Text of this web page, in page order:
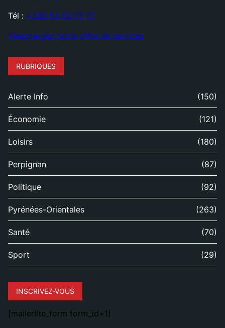
Tél : +336 52 62 77 77
Téléchargez notre offre de services
RUBRIQUES
Alerte Info (150)
Économie (121)
Loisirs (180)
Perpignan (87)
Politique (92)
Pyrénées-Orientales (263)
Santé (70)
Sport (29)
INSCRIVEZ-VOUS
[mailerlite_form form_id=1]